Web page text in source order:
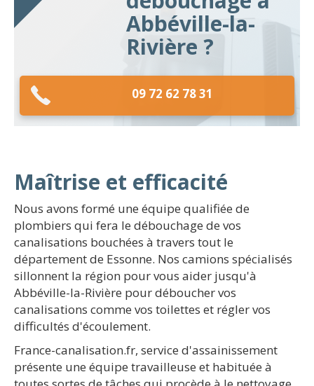
Abbéville-la-
Rivière ?
09 72 62 78 31
Maîtrise et efficacité
Nous avons formé une équipe qualifiée de
plombiers qui fera le débouchage de vos
canalisations bouchées à travers tout le
département de Essonne. Nos camions spécialisés
sillonnent la région pour vous aider jusqu'à
Abbéville-la-Rivière pour déboucher vos
canalisations comme vos toilettes et régler vos
difficultés d'écoulement.
France-canalisation.fr, service d'assainissement
présente une équipe travailleuse et habituée à